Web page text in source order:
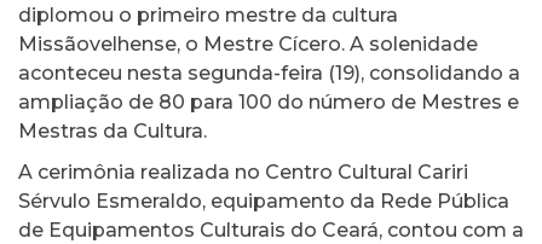
diplomou o primeiro mestre da cultura
Missãovelhense, o Mestre Cícero. A solenidade
aconteceu nesta segunda-feira (19), consolidando a
ampliação de 80 para 100 do número de Mestres e
Mestras da Cultura.
A cerimônia realizada no Centro Cultural Cariri
Sérvulo Esmeraldo, equipamento da Rede Pública
de Equipamentos Culturais do Ceará, contou com a